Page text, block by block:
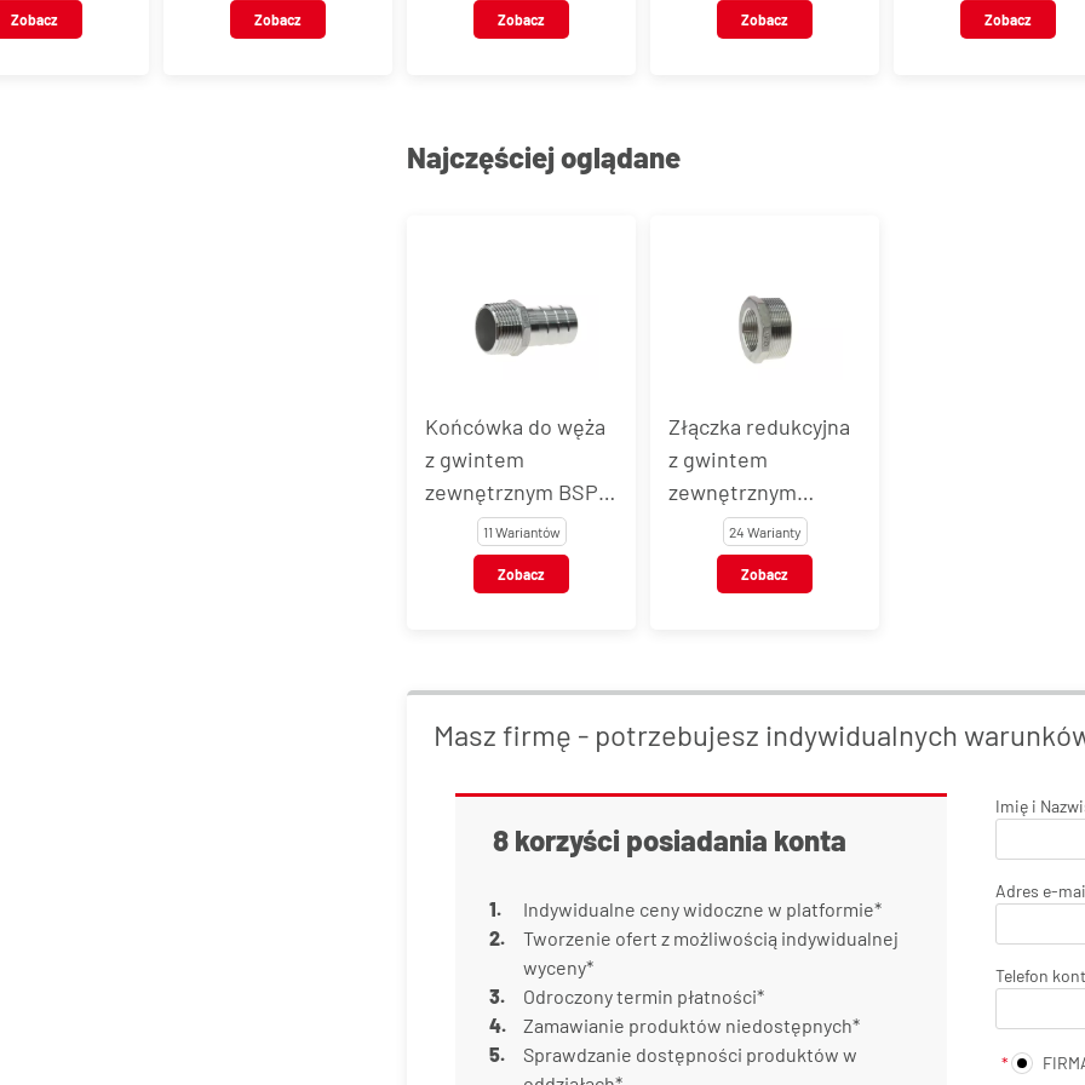
Zobacz Zobacz Zobacz Zobacz
nierdzewna AISI
Zobacz
Najczęściej oglądane
Końcówka do węża
z gwintem
zewnętrznym BSPT,
stal nierdzewna, typ
VT123
11 Wariantów
Zobacz
Złączka redukcyjna
z gwintem
zewnętrznym
BSPT/wewnętrznym
BSP, stal
nierdzewna, typ
24 Warianty
Zobacz
Masz firmę - potrzebujesz indywidualnych
8 korzyści posiadania konta
Indywidualne ceny widoczne w platformie*
Tworzenie ofert z możliwością indywidualnej
wyceny*
Odroczony termin płatności*
Zamawianie produktów niedostępnych*
Sprawdzanie dostępności produktów w
Imię i
Adres e-
Telefon